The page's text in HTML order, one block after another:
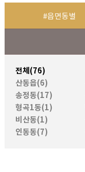
#읍면동별
전체(76)
산동읍(6)
송정동(17)
형곡1동(1)
비산동(1)
인동동(7)